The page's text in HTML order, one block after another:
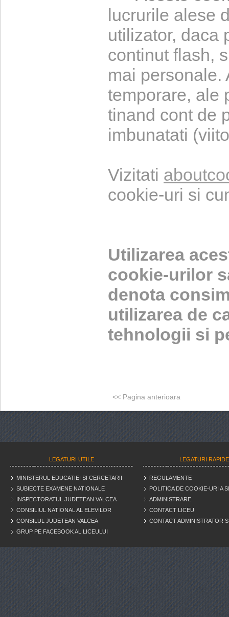
lucrurile alese
utilizator, daca
continut flash,
mai personale.
temporare, ale
tinand cont de
imbunatati
Vizitati
cookie-uri si
Utilizarea
cookie-urilor
denota
utilizarea de
tehnologii si
<< Pagina anterioara
LEGATURI UTILE
MINISTERUL EDUCATIEI SI CERCETARII
SUBIECTE EXAMENE NATIONALE
INSPECTORATUL JUDETEAN VALCEA
CONSILIUL NATIONAL AL ELEVILOR
CONSILUL JUDETEAN VALCEA
GRUP PE FACEBOOK AL LICEULUI
LEGATURI RAPIDE
REGULAMENTE
POLITICA DE COOKIE-URI A
ADMINISTRARE
CONTACT LICEU
CONTACT ADMINISTRATOR